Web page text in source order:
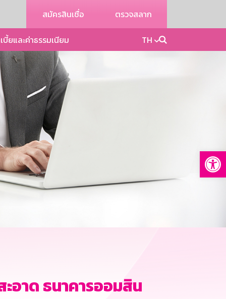
สมัครสินเชื่อ ตรวจสลาก
บี้ยและค่าธรรมเนียม TH
อาด ธนาคารออมสิน